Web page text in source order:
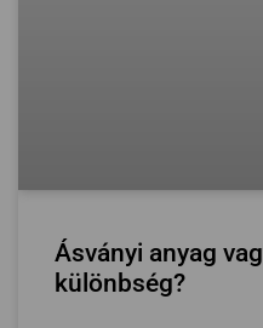
Ásványi anyag
különbség?